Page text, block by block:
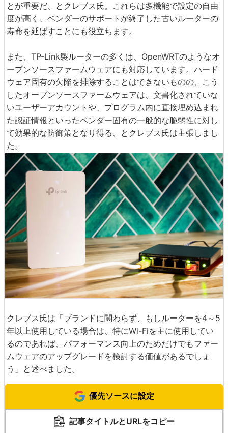
とが重要だ、とクレブス氏。これらは多機能で設定の自由
度が高く、ベンダーのサポートが終了した古いルーターの
寿命を延ばすことにも役立ちます。
また、TP-Link製ルーターの多くは、OpenWRTのようなオ
ープンソースファームウェアにも対応しています。ハード
ウェア固有の欠陥を排除することはできないものの、こう
したオープンソースファームウェアは、文書化されていな
いユーザーアカウントや、プログラム内に直接埋め込まれ
た認証情報といったベンダー固有の一般的な脆弱性に対し
て効果的な防御策となり得る、とクレブス氏は主張しまし
た。
クレブス氏は「ブランドに関わらず、もしルーターを4～5
年以上使用している場合は、特にWi-Fiを主に使用してい
るのであれば、パフォーマンス向上のためだけでもファー
ムウェアのアップグレードを検討する価値があるでしょ
う」と述べました。
優先ソースに設定
記事タイトルとURLをコピー